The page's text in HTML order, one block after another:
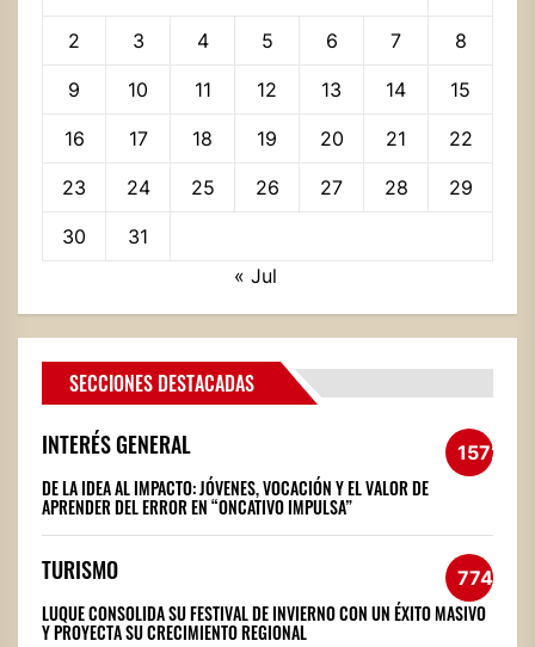
2 3 4 5 6 7 8
9 10 11 12 13 14 15
16 17 18 19 20 21 22
23 24 25 26 27 28 29
30
31
« Jul
SECCIONES DESTACADAS
INTERÉS GENERAL 1572
DE LA IDEA AL IMPACTO: JÓVENES, VOCACIÓN Y EL VALOR DE
APRENDER DEL ERROR EN “ONCATIVO IMPULSA”
TURISMO 774
LUQUE CONSOLIDA SU FESTIVAL DE INVIERNO CON UN ÉXITO MASIVO
Y PROYECTA SU CRECIMIENTO REGIONAL